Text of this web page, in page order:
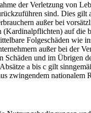
der Verletzung von
sind. Dies
außer bei
auf die
Folgeschäden wie
außer bei der
Schäden und im Übrigen
a bis c gilt
zwingendem nationalem